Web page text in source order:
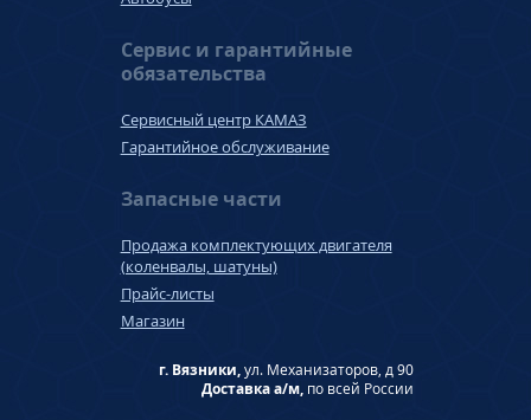
Сервис и гарантийные
обязательства
Сервисный центр КАМАЗ
Гарантийное обслуживание
Запасные части
Продажа комплектующих двигателя
(коленвалы, шатуны)
Прайс-листы
Магазин
г. Вязники,ул. Механизаторов, д 90
Доставка а/м, по всей России